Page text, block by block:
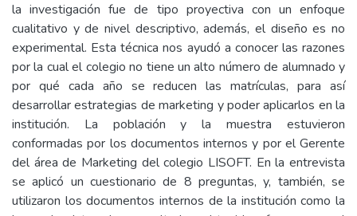
la investigación fue de tipo proyectiva con un enfoque
cualitativo y de nivel descriptivo, además, el diseño es no
experimental. Esta técnica nos ayudó a conocer las razones
por la cual el colegio no tiene un alto número de alumnado y
por qué cada año se reducen las matrículas, para así
desarrollar estrategias de marketing y poder aplicarlos en la
institución. La población y la muestra estuvieron
conformadas por los documentos internos y por el Gerente
del área de Marketing del colegio LISOFT. En la entrevista
se aplicó un cuestionario de 8 preguntas, y, también, se
utilizaron los documentos internos de la institución como la